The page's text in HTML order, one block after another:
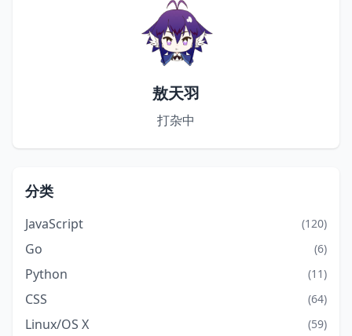
敖天羽
打杂中
分类
JavaScript (120)
Go (6)
Python (11)
CSS (64)
Linux/OS X (59)